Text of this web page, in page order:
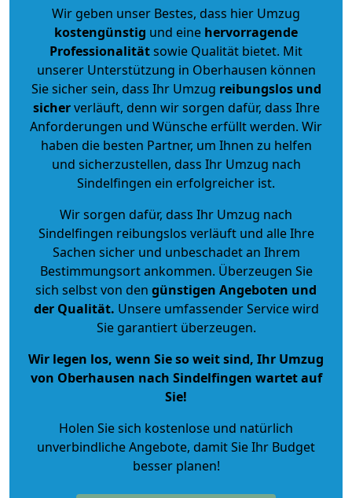
Wir geben unser Bestes, dass hier Umzug
kostengünstig und eine hervorragende
Professionalitätsowie Qualität bietet. Mit
unserer Unterstützung in Oberhausen können
Sie sicher sein, dass Ihr Umzug reibungslos und
sicherverläuft, denn wir sorgen dafür, dass Ihre
Anforderungen und Wünsche erfüllt werden. Wir
haben die besten Partner, um Ihnen zu helfen
und sicherzustellen, dass Ihr Umzug nach
Sindelfingen ein erfolgreicher ist.
Wir sorgen dafür, dass Ihr Umzug nach
Sindelfingen reibungslos verläuft und alle Ihre
Sachen sicher und unbeschadet an Ihrem
Bestimmungsort ankommen. Überzeugen Sie
sich selbst von den günstigen Angeboten und
der Qualität. Unsere umfassender Service wird
Sie garantiert überzeugen.
Wir legen los, wenn Sie so weit sind, Ihr Umzug
von Oberhausen nach Sindelfingen wartet auf
Sie!
Holen Sie sich kostenlose und natürlich
unverbindliche Angebote, damit Sie Ihr Budget
besser planen!